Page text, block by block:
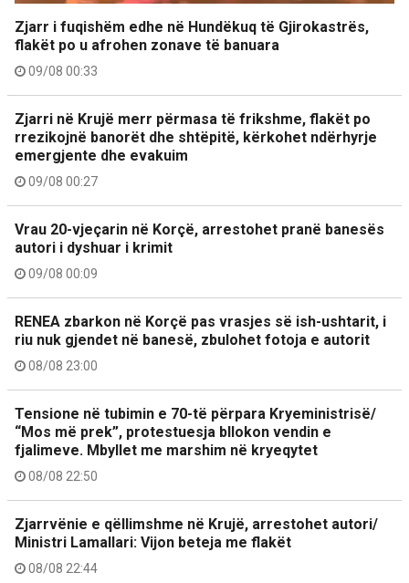
Zjarr i fuqishëm edhe në Hundëkuq të Gjirokastrës,
flakët po u afrohen zonave të banuara
09/08 00:33
Zjarri në Krujë merr përmasa të frikshme, flakët po
rrezikojnë banorët dhe shtëpitë, kërkohet ndërhyrje
emergjente dhe evakuim
09/08 00:27
Vrau 20-vjeçarin në Korçë, arrestohet pranë banesës
autori i dyshuar i krimit
09/08 00:09
RENEA zbarkon në Korçë pas vrasjes së ish-ushtarit, i
riu nuk gjendet në banesë, zbulohet fotoja e autorit
08/08 23:00
Tensione në tubimin e 70-të përpara Kryeministrisë/
“Mos më prek”, protestuesja bllokon vendin e
fjalimeve. Mbyllet me marshim në kryeqytet
08/08 22:50
Zjarrvënie e qëllimshme në Krujë, arrestohet autori/
Ministri Lamallari: Vijon beteja me flakët
08/08 22:44